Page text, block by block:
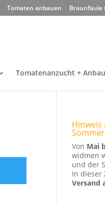
Tomaten anbauen Braunfäule
Tomatenanzucht + Anbau
Hinweis
Von Mai
widmen
und der
In dieser
Versand